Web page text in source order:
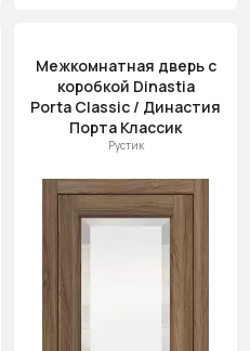
Межкомнатная дверь с
коробкой Dinastia
Porta Classic / Династия
Порта Классик
Рустик